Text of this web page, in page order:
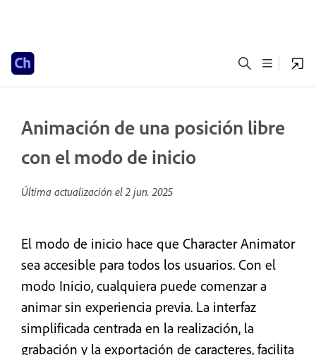
Animación de una posición libre
con el modo de inicio
Última actualización el2 jun. 2025
El modo de inicio hace que Character Animator
sea accesible para todos los usuarios. Con el
modo Inicio, cualquiera puede comenzar a
animar sin experiencia previa. La interfaz
simplificada centrada en la realización, la
grabación y la exportación de caracteres, facilita